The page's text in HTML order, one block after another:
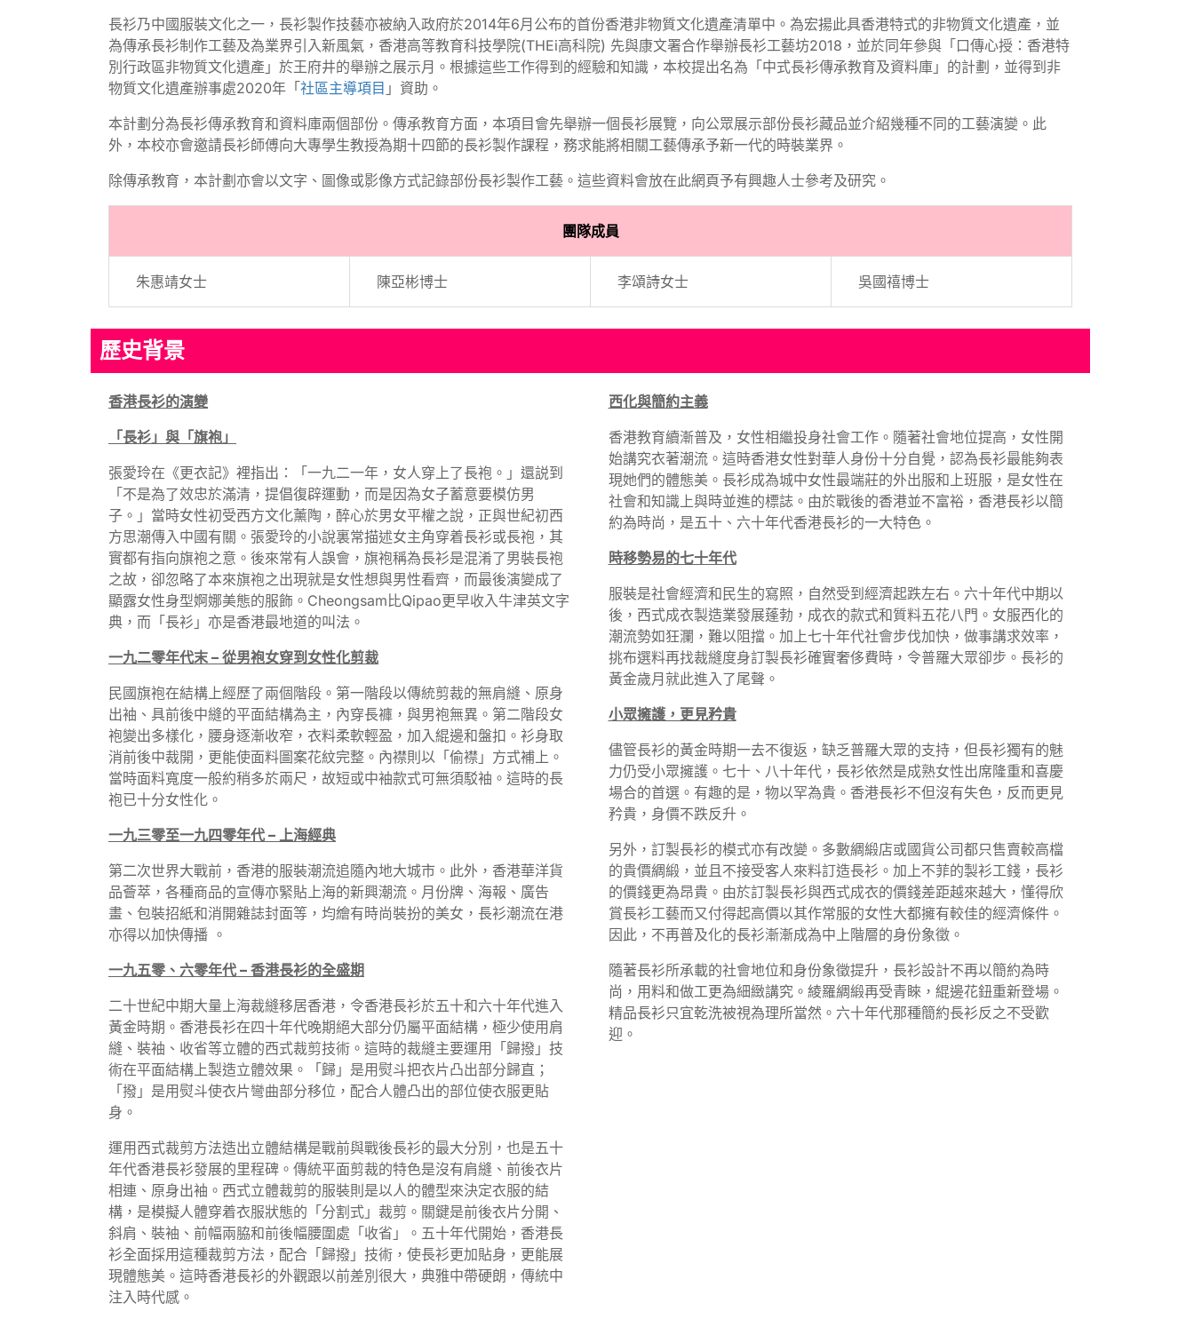
長衫乃中國服裝文化之一，長衫製作技藝亦被納入政府於2014年6月公布的首份香港非物質文化遺產清單中。為宏揚此具香港特式的非物質文化遺產，並
為傳承長衫制作工藝及為業界引入新風氣，香港高等教育科技學院(THEi高科院) 先與康文署合作舉辦長衫工藝坊2018，並於同年參與「口傳心授：香港特
別行政區非物質文化遺產」於王府井的舉辦之展示月。根據這些工作得到的經驗和知識，本校提出名為「中式長衫傳承教育及資料庫」的計劃，並得到非
物質文化遺產辦事處2020年「 社區主導項目 」資助。
本計劃分為長衫傳承教育和資料庫兩個部份。傳承教育方面，本項目會先舉辦一個長衫展覽，向公眾展示部份長衫藏品並介紹幾種不同的工藝演變。此
外，本校亦會邀請長衫師傅向大專學生教授為期十四節的長衫製作課程，務求能將相關工藝傳承予新一代的時裝業界。
除傳承教育，本計劃亦會以文字、圖像或影像方式記錄部份長衫製作工藝。這些資料會放在此網頁予有興趣人士參考及研究。
團隊成員
朱惠靖女士 陳亞彬博士 李頌詩女士 吳國禧博士
歷史背景
香港長衫的演變
「長衫」與「旗袍」
張愛玲在《更衣記》裡指出：「一九二一年，女人穿上了長袍。」還説到
「不是為了效忠於滿清，提倡復辟運動，而是因為女子蓄意要模仿男
子。」當時女性初受西方文化薰陶，醉心於男女平權之說，正與世紀初西
方思潮傳入中國有關。張愛玲的小說裏常描述女主角穿着長衫或長袍，其
實都有指向旗袍之意。後來常有人誤會，旗袍稱為長衫是混淆了男裝長袍
之故，卻忽略了本來旗袍之出現就是女性想與男性看齊，而最後演變成了
顯露女性身型婀娜美態的服飾。Cheongsam比Qipao更早收入牛津英文字
典，而「長衫」亦是香港最地道的叫法。
一九二零年代末 – 從男袍女穿到女性化剪裁
民國旗袍在結構上經歷了兩個階段。第一階段以傳統剪裁的無肩縫、原身
出袖、具前後中縫的平面結構為主，內穿長褲，與男袍無異。第二階段女
袍變出多樣化，腰身逐漸收窄，衣料柔軟輕盈，加入緄邊和盤扣。衫身取
消前後中裁開，更能使面料圖案花紋完整。內襟則以「偷襟」方式補上。
當時面料寬度一般約稍多於兩尺，故短或中袖款式可無須駁袖。這時的長
袍已十分女性化。
一九三零至一九四零年代 – 上海經典
第二次世界大戰前，香港的服裝潮流追隨內地大城市。此外，香港華洋貨
品薈萃，各種商品的宣傳亦緊貼上海的新興潮流。月份牌、海報、廣告
畫、包裝招紙和消開雜誌封面等，均繪有時尚裝扮的美女，長衫潮流在港
亦得以加快傳播 。
一九五零、六零年代 – 香港長衫的全盛期
二十世紀中期大量上海裁縫移居香港，令香港長衫於五十和六十年代進入
黃金時期。香港長衫在四十年代晚期絕大部分仍屬平面結構，極少使用肩
縫、裝袖、收省等立體的西式裁剪技術。這時的裁縫主要運用「歸撥」技
術在平面結構上製造立體效果。「歸」是用熨斗把衣片凸出部分歸直；
「撥」是用熨斗使衣片彎曲部分移位，配合人體凸出的部位使衣服更貼
身。
運用西式裁剪方法造出立體結構是戰前與戰後長衫的最大分別，也是五十
年代香港長衫發展的里程碑。傳統平面剪裁的特色是沒有肩縫、前後衣片
相連、原身出袖。西式立體裁剪的服裝則是以人的體型來決定衣服的結
構，是模擬人體穿着衣服狀態的「分割式」裁剪。關鍵是前後衣片分開、
斜肩、裝袖、前幅兩脇和前後幅腰圍處「收省」。五十年代開始，香港長
衫全面採用這種裁剪方法，配合「歸撥」技術，使長衫更加貼身，更能展
現體態美。這時香港長衫的外觀跟以前差別很大，典雅中帶硬朗，傳統中
注入時代感。
西化與簡約主義
香港教育續漸普及，女性相繼投身社會工作。隨著社會地位提高，女性開
始講究衣著潮流。這時香港女性對華人身份十分自覺，認為長衫最能夠表
現她們的體態美。長衫成為城中女性最端莊的外出服和上班服，是女性在
社會和知識上與時並進的標誌。由於戰後的香港並不富裕，香港長衫以簡
約為時尚，是五十、六十年代香港長衫的一大特色。
時移勢易的七十年代
服裝是社會經濟和民生的寫照，自然受到經濟起跌左右。六十年代中期以
後，西式成衣製造業發展蓬勃，成衣的款式和質料五花八門。女服西化的
潮流勢如狂瀾，難以阻擋。加上七十年代社會步伐加快，做事講求效率，
挑布選料再找裁縫度身訂製長衫確實奢侈費時，令普羅大眾卻步。長衫的
黃金歲月就此進入了尾聲。
小眾擁護，更見矜貴
儘管長衫的黃金時期一去不復返，缺乏普羅大眾的支持，但長衫獨有的魅
力仍受小眾擁護。七十、八十年代，長衫依然是成熟女性出席隆重和喜慶
場合的首選。有趣的是，物以罕為貴。香港長衫不但沒有失色，反而更見
矜貴，身價不跌反升。
另外，訂製長衫的模式亦有改變。多數綢緞店或國貨公司都只售賣較高檔
的貴價綢緞，並且不接受客人來料訂造長衫。加上不菲的製衫工錢，長衫
的價錢更為昂貴。由於訂製長衫與西式成衣的價錢差距越來越大，懂得欣
賞長衫工藝而又付得起高價以其作常服的女性大都擁有較佳的經濟條件。
因此，不再普及化的長衫漸漸成為中上階層的身份象徵。
隨著長衫所承載的社會地位和身份象徵提升，長衫設計不再以簡約為時
尚，用料和做工更為細緻講究。綾羅綢緞再受青睞，緄邊花鈕重新登場。
精品長衫只宜乾洗被視為理所當然。六十年代那種簡約長衫反之不受歡
迎。